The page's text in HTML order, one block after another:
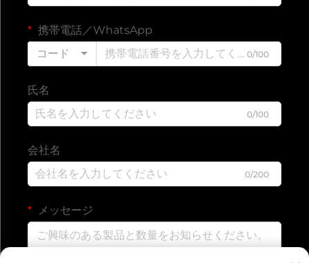
携帯電話／WhatsApp
コード
0/100
氏名
0/100
会社名
0/200
メッセージ